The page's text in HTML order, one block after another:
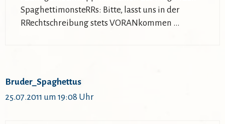
SpaghettimonsteRRs: Bitte, lasst uns in der
RRechtschreibung stets VORANkommen …
Bruder_Spaghettus
25.07.2011 um 19:08 Uhr